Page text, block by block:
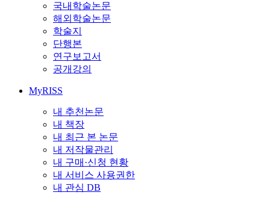
국내학술논문
해외학술논문
학술지
단행본
연구보고서
공개강의
MyRISS
내 추천논문
내 책장
내 최근 본 논문
내 저작물관리
내 구매·신청 현황
내 서비스 사용권한
내 관심 DB